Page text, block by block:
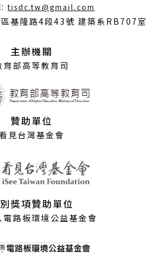
tisdc.tw@gmail.com
開
基隆路4段43號 建築系RB707室
主辦機關
育部高等教育司
贊助單位
見台灣基金會
獎項贊助單位
電路板環境公益基金會